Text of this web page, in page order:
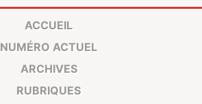
ACCUEIL
NUMÉRO ACTUEL
ARCHIVES
RUBRIQUES